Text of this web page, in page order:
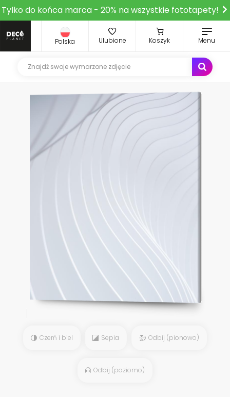
Tylko do końca marca - 20% na wszystkie fototapety!
Polska Ulubione Koszyk Menu
Czerń i biel Sepia Odbij (pionowo)
Odbij (poziomo)